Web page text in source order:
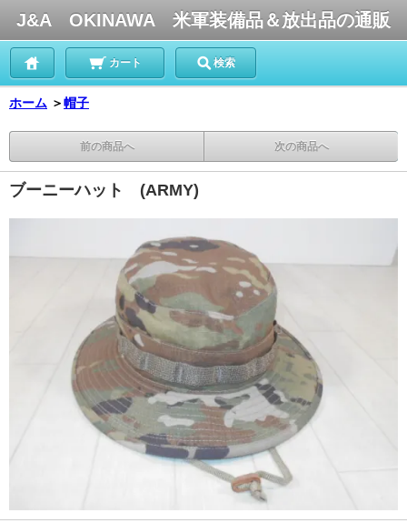
J&A OKINAWA 米軍装備品＆放出品の通販
カート 検索
ホーム ＞帽子
前の商品へ 次の商品へ
ブーニーハット (ARMY)